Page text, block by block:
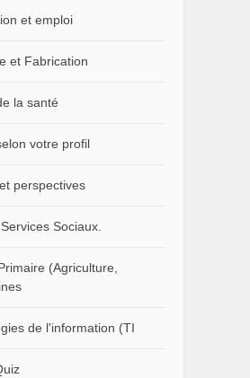
et emploi
et Fabrication
la santé
votre profil
perspectives
Sociaux.
(Agriculture,
de l'information (TI